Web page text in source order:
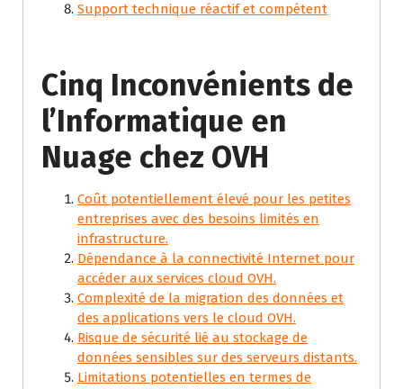
Support technique réactif et compétent
Cinq Inconvénients de
l’Informatique en
Nuage chez OVH
Coût potentiellement élevé pour les petites
entreprises avec des besoins limités en
infrastructure.
Dépendance à la connectivité Internet pour
accéder aux services cloud OVH.
Complexité de la migration des données et
des applications vers le cloud OVH.
Risque de sécurité lié au stockage de
données sensibles sur des serveurs distants.
Limitations potentielles en termes de